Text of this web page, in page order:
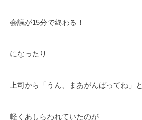
会議が15分で終わる！
になったり
上司から「うん、まあがんばってね」と
軽くあしらわれていたのが